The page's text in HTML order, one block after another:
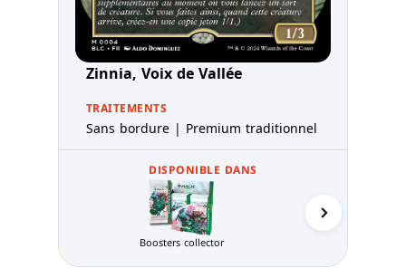
Zinnia, Voix de Vallée
TRAITEMENTS
Sans bordure | Premium traditionnel
DISPONIBLE DANS
Boosters collector